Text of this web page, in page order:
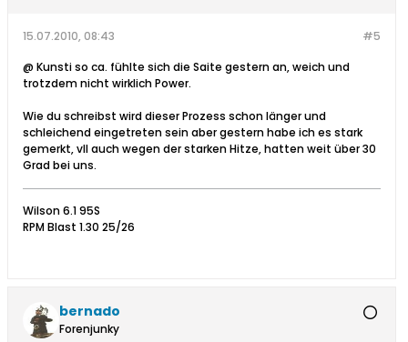
#5
15.07.2010, 08:43
@ Kunsti so ca. fühlte sich die Saite gestern an, weich und
trotzdem nicht wirklich Power.
Wie du schreibst wird dieser Prozess schon länger und
schleichend eingetreten sein aber gestern habe ich es stark
gemerkt, vll auch wegen der starken Hitze, hatten weit über 30
Grad bei uns.
Wilson 6.1 95S
RPM Blast 1.30 25/26
bernado
Forenjunky